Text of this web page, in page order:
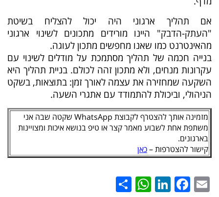
אם תהליך ארגוני היה יכול להצליח בשיטת
"העתק-הדבק" היינו מורידים מתכונים לשינוי ארגוני
מהאינטרנט כמו שאנו מחפשים מתכון לעוגה.
בנייה חכמה של תהליך מסתמכת על מודלים לשינוי עם
עקרונות מנחים, ולא מתכון זהה לכולם. בניית תהליך היא
השקעה שמחזירה את עצמה לאורך זמן: בתוצאות, בשקט
הניהולי, וביכולת להתמודד עם אתגרי השעה.
מזמינה אותך להצטרף לקבוצת WhatsApp שקטה שבה אני
משתפת אחת לשבוע מאמר קצר או טיפ בנושא איכות ומצויינות
בארגונים.
קישור להצטרפות –כאן
Email
Facebook
LinkedIn
WhatsApp